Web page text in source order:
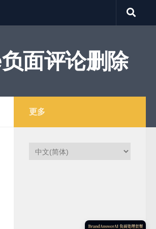
面评论删除
更多